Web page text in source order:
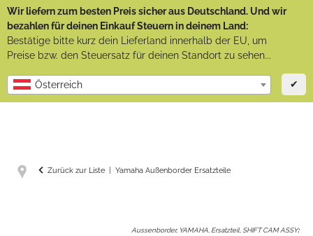
Wir liefern zum besten Preis sicher aus Deutschland. Und wir
bezahlen für deinen Einkauf Steuern in deinem Land:
Bestätige bitte kurz dein Lieferland innerhalb der EU, um
Preise bzw. den Steuersatz für deinen Standort zu sehen...
Österreich ✔
Zurück zur Liste Yamaha Außenborder Ersatzteile
Aussenborder, YAMAHA, Ersatzteil, SHIFT CAM ASSY: